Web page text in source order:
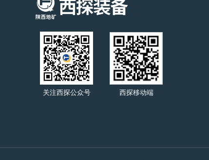
关注西探公众号 西探移动端